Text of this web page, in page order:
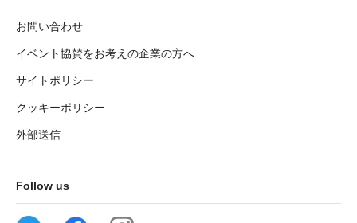
お問い合わせ
イベント協賛をお考えの企業の方へ
サイトポリシー
クッキーポリシー
外部送信
Follow us